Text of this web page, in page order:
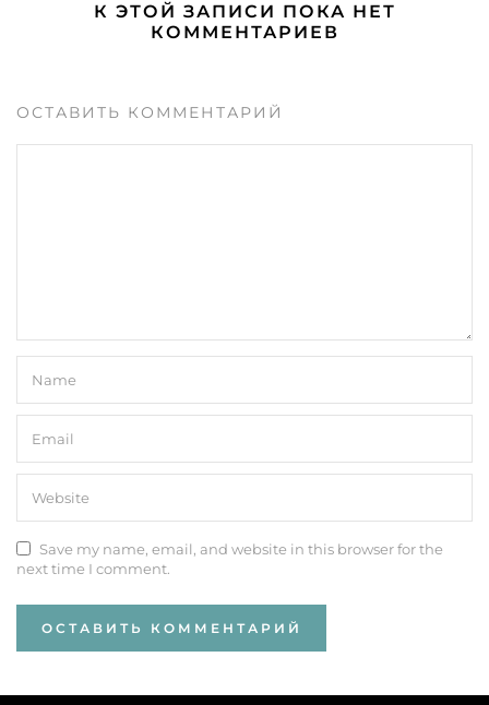
К ЭТОЙ ЗАПИСИ ПОКА НЕТ
КОММЕНТАРИЕВ
ОСТАВИТЬ КОММЕНТАРИЙ
Save my name, email, and website in this browser for the
next time I comment.